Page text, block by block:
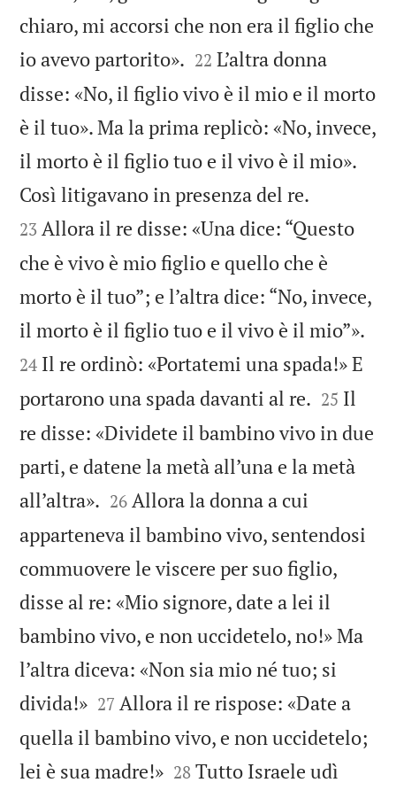
chiaro, mi accorsi che non era il figlio che
io avevo partorito». 

22 L’altra donna
disse: «No, il figlio vivo è il mio e il morto
è il tuo». Ma la prima replicò: «No, invece,
il morto è il figlio tuo e il vivo è il mio».
Così litigavano in presenza del re.
23 Allora il re disse: «Una dice: “Questo
che è vivo è mio figlio e quello che è
morto è il tuo”; e l’altra dice: “No, invece,
il morto è il figlio tuo e il vivo è il mio”».
24 Il re ordinò: «Portatemi una spada!» E
portarono una spada davanti al re. 

25 Il
re disse: «Dividete il bambino vivo in due
parti, e datene la metà all’una e la metà
all’altra». 

26 Allora la donna a cui
apparteneva il bambino vivo, sentendosi
commuovere le viscere per suo figlio,
disse al re: «Mio signore, date a lei il
bambino vivo, e non uccidetelo, no!» Ma
l’altra diceva: «Non sia mio né tuo; si
divida!»
27 Allora il re rispose: «Date a
quella il bambino vivo, e non uccidetelo;
lei è sua madre!»
28 Tutto Israele udì